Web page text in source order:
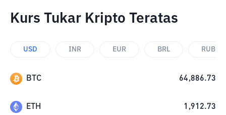
Kurs Tukar Kripto Teratas
USD INR EUR BRL RUB
BTC 64,886.73
ETH 1,912.73